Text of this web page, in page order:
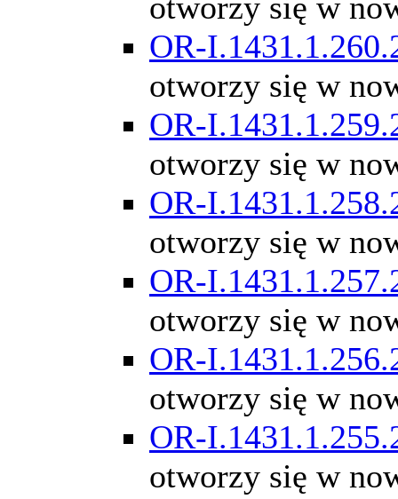
OR-
otworzy się w
OR-
otworzy się w
OR-
otworzy się w
OR-
otworzy się w
OR-
otworzy się w
OR-
otworzy się w